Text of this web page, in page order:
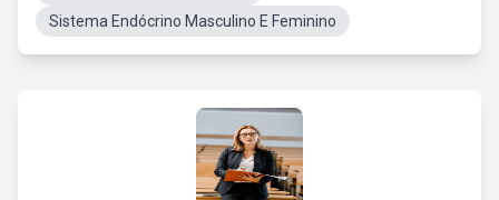
Sistema Endócrino Masculino E Feminino